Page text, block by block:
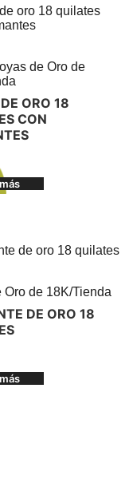
de Oro de
ORO 18
CON
Oro de 18K/Tienda
DE ORO 18